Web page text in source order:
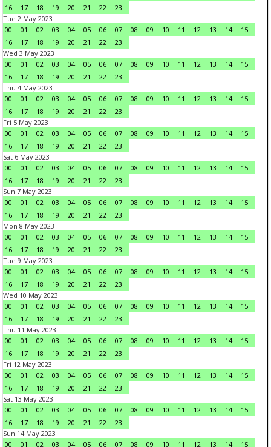
16
17 18 19 20 21 22
23
Tue 2 May 2023
00
01 02 03 04 05 06 07 08 09 10 11 12 13 14
15
16
17 18 19 20 21 22
23
Wed 3 May 2023
00
01 02 03 04 05 06 07 08 09 10 11 12 13 14
15
16
17 18 19 20 21 22
23
Thu 4 May 2023
00
01 02 03 04 05 06 07 08 09 10 11 12 13 14
15
16
17 18 19 20 21 22
23
Fri 5 May 2023
00
01 02 03 04 05 06 07 08 09 10 11 12 13 14
15
16
17 18 19 20 21 22
23
Sat 6 May 2023
00
01 02 03 04 05 06 07 08 09 10 11 12 13 14
15
16
17 18 19 20 21 22
23
Sun 7 May 2023
00
01 02 03 04 05 06 07 08 09 10 11 12 13 14
15
16
17 18 19 20 21 22
23
Mon 8 May 2023
00
01 02 03 04 05 06 07 08 09 10 11 12 13 14
15
16
17 18 19 20 21 22
23
Tue 9 May 2023
00
01 02 03 04 05 06 07 08 09 10 11 12 13 14
15
16
17 18 19 20 21 22
23
Wed 10 May 2023
00
01 02 03 04 05 06 07 08 09 10 11 12 13 14
15
16
17 18 19 20 21 22
23
Thu 11 May 2023
00
01 02 03 04 05 06 07 08 09 10 11 12 13 14
15
16
17 18 19 20 21 22
23
Fri 12 May 2023
00
01 02 03 04 05 06 07 08 09 10 11 12 13 14
15
16
17 18 19 20 21 22
23
Sat 13 May 2023
00
01 02 03 04 05 06 07 08 09 10 11 12 13 14
15
16
17 18 19 20 21 22
23
Sun 14 May 2023
00
01 02 03 04 05 06 07 08 09 10 11 12 13 14 15